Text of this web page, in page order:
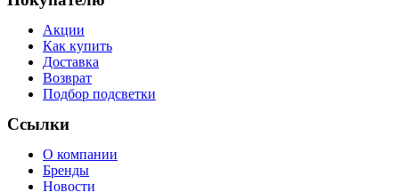
Акции
Как купить
Доставка
Возврат
Подбор подсветки
Ссылки
О компании
Бренды
Новости